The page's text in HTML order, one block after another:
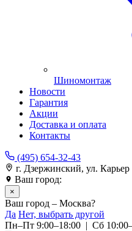
Шиномонтаж
Новости
Гарантия
Акции
Доставка и оплата
Контакты
(495) 654-32-43
г. Дзержинский, ул.
Ваш город:
×
Ваш город – Москва?
Да Нет, выбрать другой
Пн–Пт 9:00–18:00 | Сб